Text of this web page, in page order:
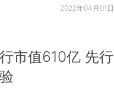
2022年04月01日
市值610亿 先行